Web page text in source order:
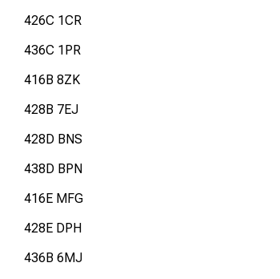
426C 1CR
436C 1PR
416B 8ZK
428B 7EJ
428D BNS
438D BPN
416E MFG
428E DPH
436B 6MJ